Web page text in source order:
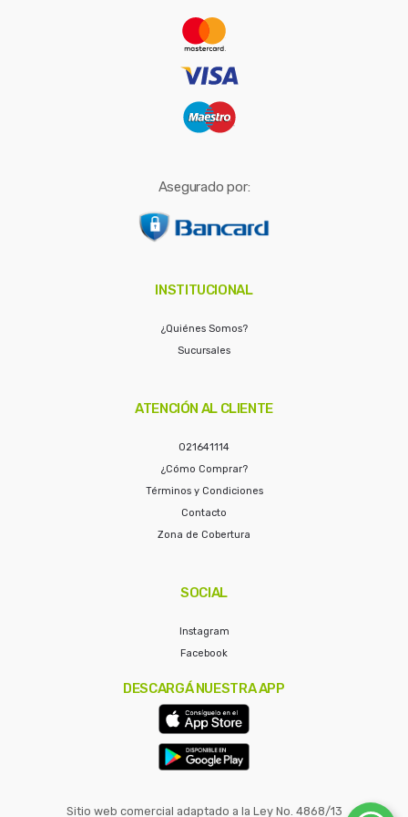
Asegurado por:
INSTITUCIONAL
¿Quiénes Somos?
Sucursales
ATENCIÓN AL CLIENTE
021641114
¿Cómo Comprar?
Términos y Condiciones
Contacto
Zona de Cobertura
SOCIAL
Instagram
Facebook
DESCARGÁ NUESTRA APP
Sitio web comercial adaptado a la Ley No. 4868/13